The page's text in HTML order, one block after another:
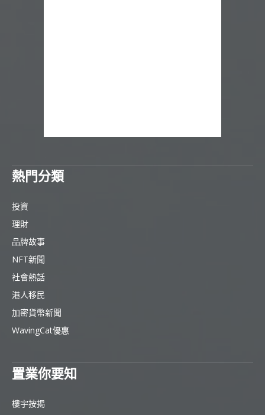
熱門分類
投資
理財
品牌故事
NFT新聞
社會熱話
港人移民
加密貨幣新聞
WavingCat優惠
置業你要知
樓宇按揭